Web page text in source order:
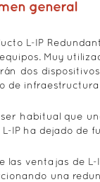
general
L-IP
Muy
dos
de
ser habitual que
L-IP ha dejado de
las ventajas de
una